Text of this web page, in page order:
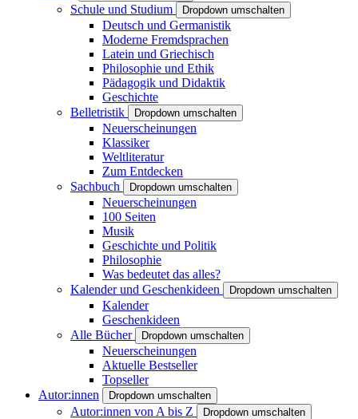
Schule und Studium Dropdown umschalten
Deutsch und Germanistik
Moderne Fremdsprachen
Latein und Griechisch
Philosophie und Ethik
Pädagogik und Didaktik
Geschichte
Belletristik
Dropdown umschalten
Neuerscheinungen
Klassiker
Weltliteratur
Zum Entdecken
Sachbuch
Dropdown umschalten
Neuerscheinungen
100 Seiten
Musik
Geschichte und Politik
Philosophie
Was bedeutet das alles?
Kalender und Geschenkideen
Dropdown umschalten
Kalender
Geschenkideen
Alle Bücher
Dropdown umschalten
Neuerscheinungen
Aktuelle Bestseller
Topseller
Autor:innen
Dropdown umschalten
Autor:innen von A bis Z Dropdown umschalten